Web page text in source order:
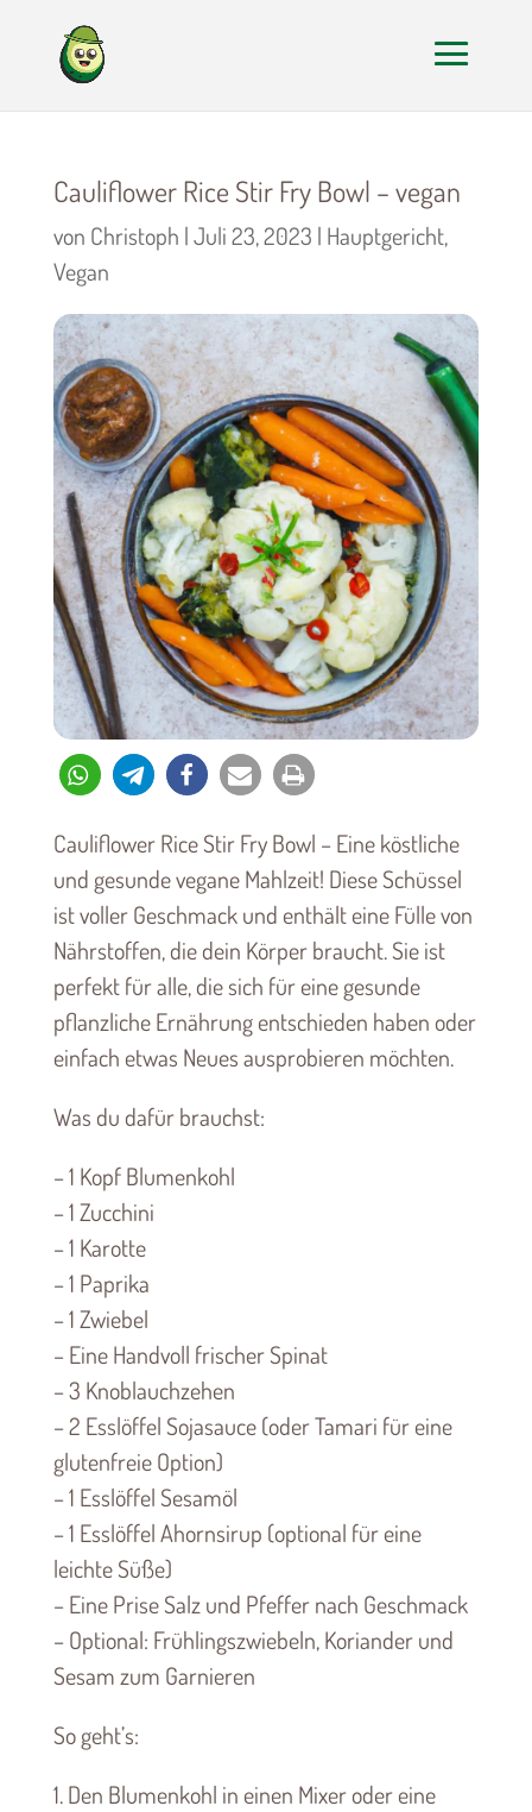
Cauliflower Rice Stir Fry Bowl – vegan
von Christoph |Juli 23, 2023 | Hauptgericht,
Vegan
Cauliflower Rice Stir Fry Bowl – Eine köstliche
und gesunde vegane Mahlzeit! Diese Schüssel
ist voller Geschmack und enthält eine Fülle von
Nährstoffen, die dein Körper braucht. Sie ist
perfekt für alle, die sich für eine gesunde
pflanzliche Ernährung entschieden haben oder
einfach etwas Neues ausprobieren möchten.
Was du dafür brauchst:
– 1 Kopf Blumenkohl
– 1 Zucchini
– 1 Karotte
– 1 Paprika
– 1 Zwiebel
– Eine Handvoll frischer Spinat
– 3 Knoblauchzehen
– 2 Esslöffel Sojasauce (oder Tamari für eine
glutenfreie Option)
– 1 Esslöffel Sesamöl
– 1 Esslöffel Ahornsirup (optional für eine
leichte Süße)
– Eine Prise Salz und Pfeffer nach Geschmack
– Optional: Frühlingszwiebeln, Koriander und
Sesam zum Garnieren
So geht’s:
1. Den Blumenkohl in einen Mixer oder eine